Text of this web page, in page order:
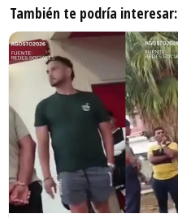
También te podría interesar: